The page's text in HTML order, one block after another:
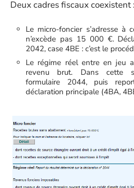
Deux cadres fiscaux coexistent :
Le micro-foncier s’adresse
n’excède pas 15 000 €.
2042, case 4BE : c’est le
Le régime réel entre en jeu
revenu brut. Dans cette
formulaire 2044, puis
déclaration principale (4BA,